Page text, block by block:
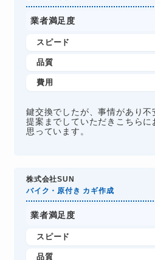
業者満足度
スピード
品質
費用
鍵交換でしたが、事情があり不
提案までしていただきこちらに
思っています。
株式会社SUN
バイク・原付き カギ作成
業者満足度
スピード
品質